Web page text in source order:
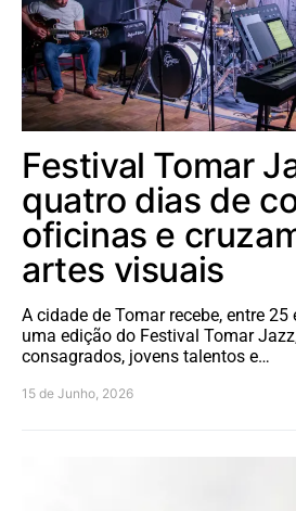
Festival Tomar
quatro dias de
oficinas e
artes visuais
A cidade de Tomar recebe, entre
uma edição do Festival Tomar
consagrados, jovens talentos e…
15 de Junho, 2026